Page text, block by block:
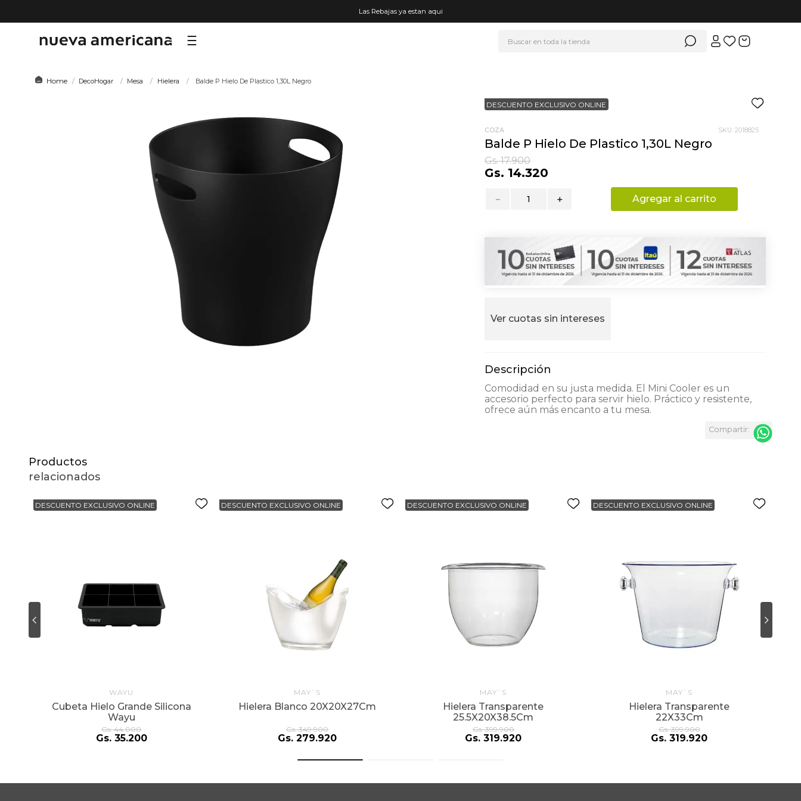
Las Rebajas ya estan aqui
5.
hot wheels
DecoHogar Mesa Hielera Balde P Hielo De Plastico 1,30L Negro
DESCUENTO EXCLUSIVO ONLINE
COZA SKU: 2018825
Balde P Hielo De Plastico 1,30L Negro
Gs. 17.900
Gs. 14.320
＋
－ Agregar al carrito
Ver cuotas sin intereses
Comodidad en su justa medida. El Mini Cooler es un
accesorio perfecto para servir hielo. Práctico y resistente,
ofrece aún más encanto a tu mesa.
Productos
relacionados
DESCUENTO EXCLUSIVO ONLINE
WAYU
Cubeta Hielo Grande Silicona
Wayu
Gs. 44.000
Gs. 35.200
DESCUENTO EXCLUSIVO ONLINE
MAY`S
Hielera Blanco 20X20X27Cm
Gs. 349.900
Gs. 279.920
DESCUENTO EXCLUSIVO ONLINE
MAY`S
Hielera Transparente
25.5X20X38.5Cm
Gs. 399.900
Gs. 319.920
DESCUENTO EXCLUSIVO ONLINE
MAY`S
Hielera Transparente
22X33Cm
Gs. 399.900
Gs. 319.920